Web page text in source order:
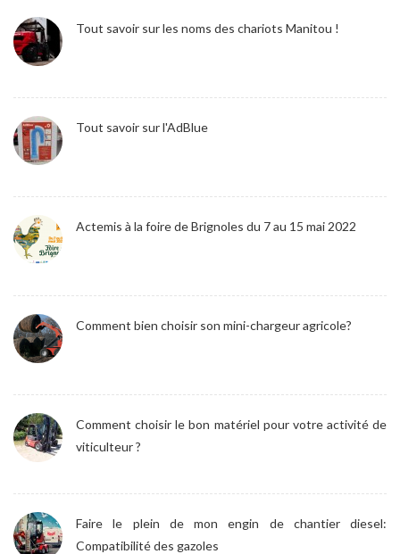
Tout savoir sur les noms des chariots Manitou !
Tout savoir sur l'AdBlue
Actemis à la foire de Brignoles du 7 au 15 mai 2022
Comment bien choisir son mini-chargeur agricole?
Comment choisir le bon matériel pour votre activité de
viticulteur ?
Faire le plein de mon engin de chantier diesel:
Compatibilité des gazoles